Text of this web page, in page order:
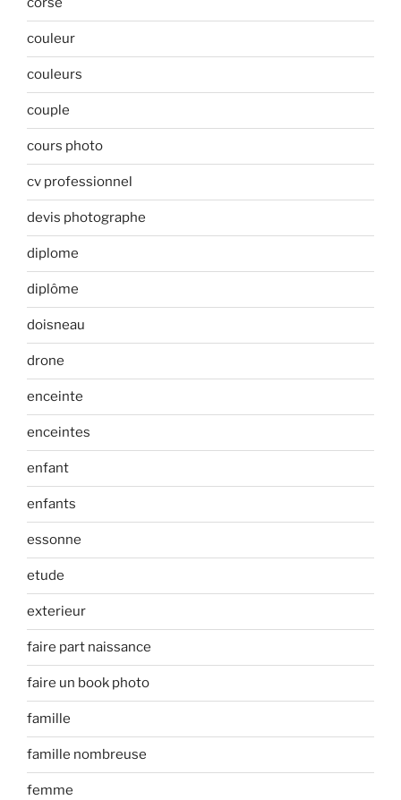
couleur
couleurs
couple
cours photo
cv professionnel
devis photographe
diplome
diplôme
doisneau
drone
enceinte
enceintes
enfant
enfants
essonne
etude
exterieur
faire part naissance
faire un book photo
famille
famille nombreuse
femme